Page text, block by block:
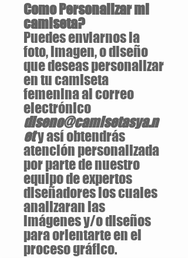
Como Personalizar mi
camiseta?
Puedes enviarnos la
foto, imagen, o diseño
que deseas personalizar
en tu camiseta
femenina al correo
electrónico
diseno@camisetasya.n
ety así obtendrás
atención personalizada
por parte de nuestro
equipo de expertos
diseñadores los cuales
analizaran las
imágenes y/o diseños
para orientarte en el
proceso gráfico.